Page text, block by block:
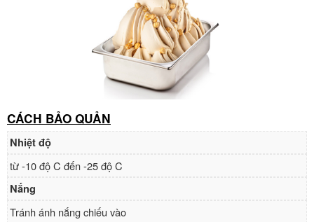
CÁCH BẢO QUẢN
Nhiệt độ
từ -10 độ C đến -25 độ C
Nắng
Tránh ánh nắng chiếu vào